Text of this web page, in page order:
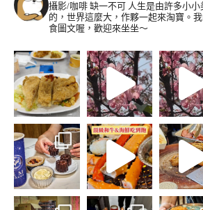
攝影/咖啡 缺一不可 人生是由許多小
的，世界這麼大，作夥一起來淘寶。
食圖文喔，歡迎來坐坐～